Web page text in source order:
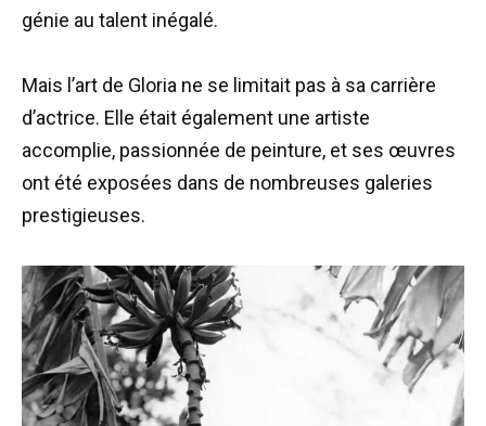
génie au talent inégalé.
Mais l’art de Gloria ne se limitait pas à sa carrière
d’actrice. Elle était également une artiste
accomplie, passionnée de peinture, et ses œuvres
ont été exposées dans de nombreuses galeries
prestigieuses.